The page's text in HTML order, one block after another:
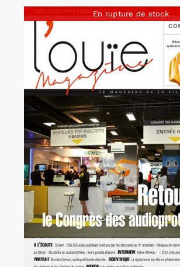
En rupture de stock